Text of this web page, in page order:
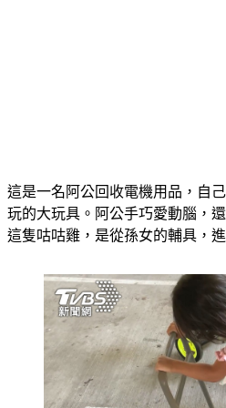
這是一名阿公回收電機用品，自
玩的大玩具。阿公手巧愛動腦，